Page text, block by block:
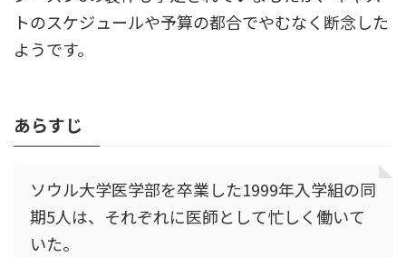
トのスケジュールや予算の都合でやむなく断念した
ようです。
あらすじ
ソウル大学医学部を卒業した1999年入学組の同
期5人は、それぞれに医師として忙しく働いて
いた。